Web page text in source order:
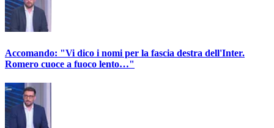
Accomando: "Vi dico i nomi per la fascia destra dell'Inter.
Romero cuoce a fuoco lento…"